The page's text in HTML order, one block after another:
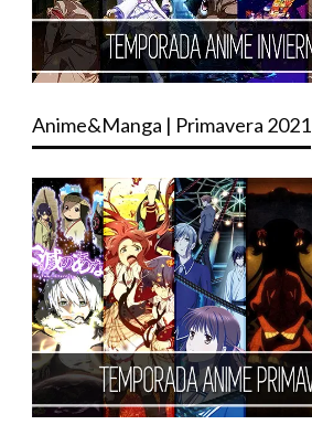
Anime&Manga | Primavera 2021